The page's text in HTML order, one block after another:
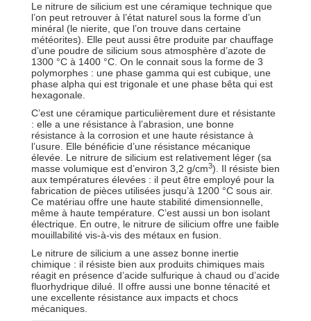
Le nitrure de silicium est une céramique technique que
l’on peut retrouver à l’état naturel sous la forme d’un
minéral (le nierite, que l’on trouve dans certaine
météorites). Elle peut aussi être produite par chauffage
d’une poudre de silicium sous atmosphère d’azote de
1300 °C à 1400 °C. On le connait sous la forme de 3
polymorphes : une phase gamma qui est cubique, une
phase alpha qui est trigonale et une phase bêta qui est
hexagonale.
C’est une céramique particulièrement dure et résistante
: elle a une résistance à l’abrasion, une bonne
résistance à la corrosion et une haute résistance à
l’usure. Elle bénéficie d’une résistance mécanique
élevée. Le nitrure de silicium est relativement léger (sa
masse volumique est d’environ 3,2 g/cm3). Il résiste bien
aux températures élevées : il peut être employé pour la
fabrication de pièces utilisées jusqu’à 1200 °C sous air.
Ce matériau offre une haute stabilité dimensionnelle,
même à haute température. C’est aussi un bon isolant
électrique. En outre, le nitrure de silicium offre une faible
mouillabilité vis-à-vis des métaux en fusion.
Le nitrure de silicium a une assez bonne inertie
chimique : il résiste bien aux produits chimiques mais
réagit en présence d’acide sulfurique à chaud ou d’acide
fluorhydrique dilué. Il offre aussi une bonne ténacité et
une excellente résistance aux impacts et chocs
mécaniques.